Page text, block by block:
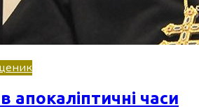
апокаліптичні часи